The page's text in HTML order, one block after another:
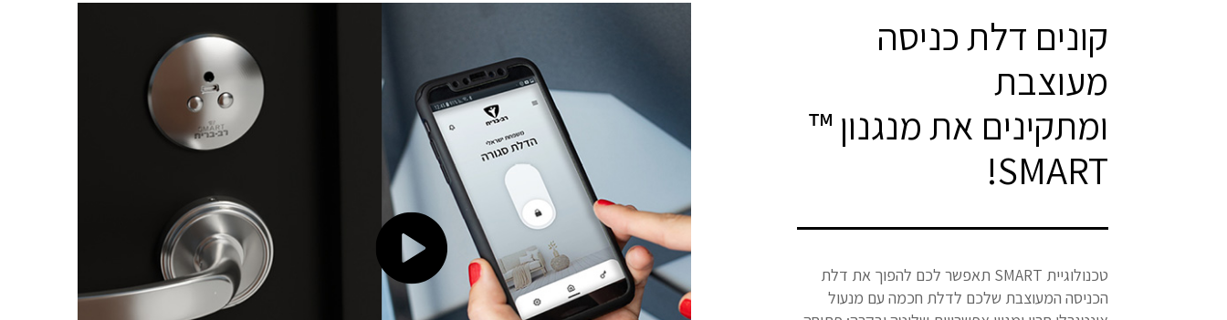
קונים דלת כניסה
מעוצבת
ומתקינים את מנגנון ™
SMART!
טכנולוגיית SMART תאפשר לכם להפוך את דלת
הכניסה המעוצבת שלכם לדלת חכמה עם מנעול